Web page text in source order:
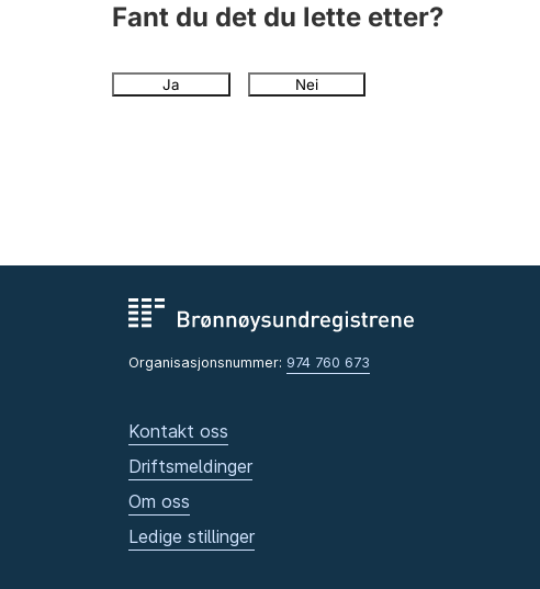
Fant du det du lette etter?
Ja Nei
Organisasjonsnummer: 974 760 673
Kontakt oss
Driftsmeldinger
Om oss
Ledige stillinger